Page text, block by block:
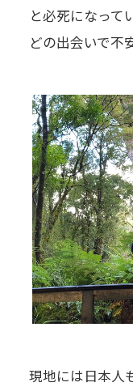
と必死になって
どの出会いで不
現地には日本人